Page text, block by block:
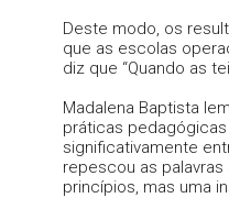
Deste modo, os
que as escolas
diz que “Quando as
Madalena Baptista
práticas
significativamente
repescou as
princípios, mas uma